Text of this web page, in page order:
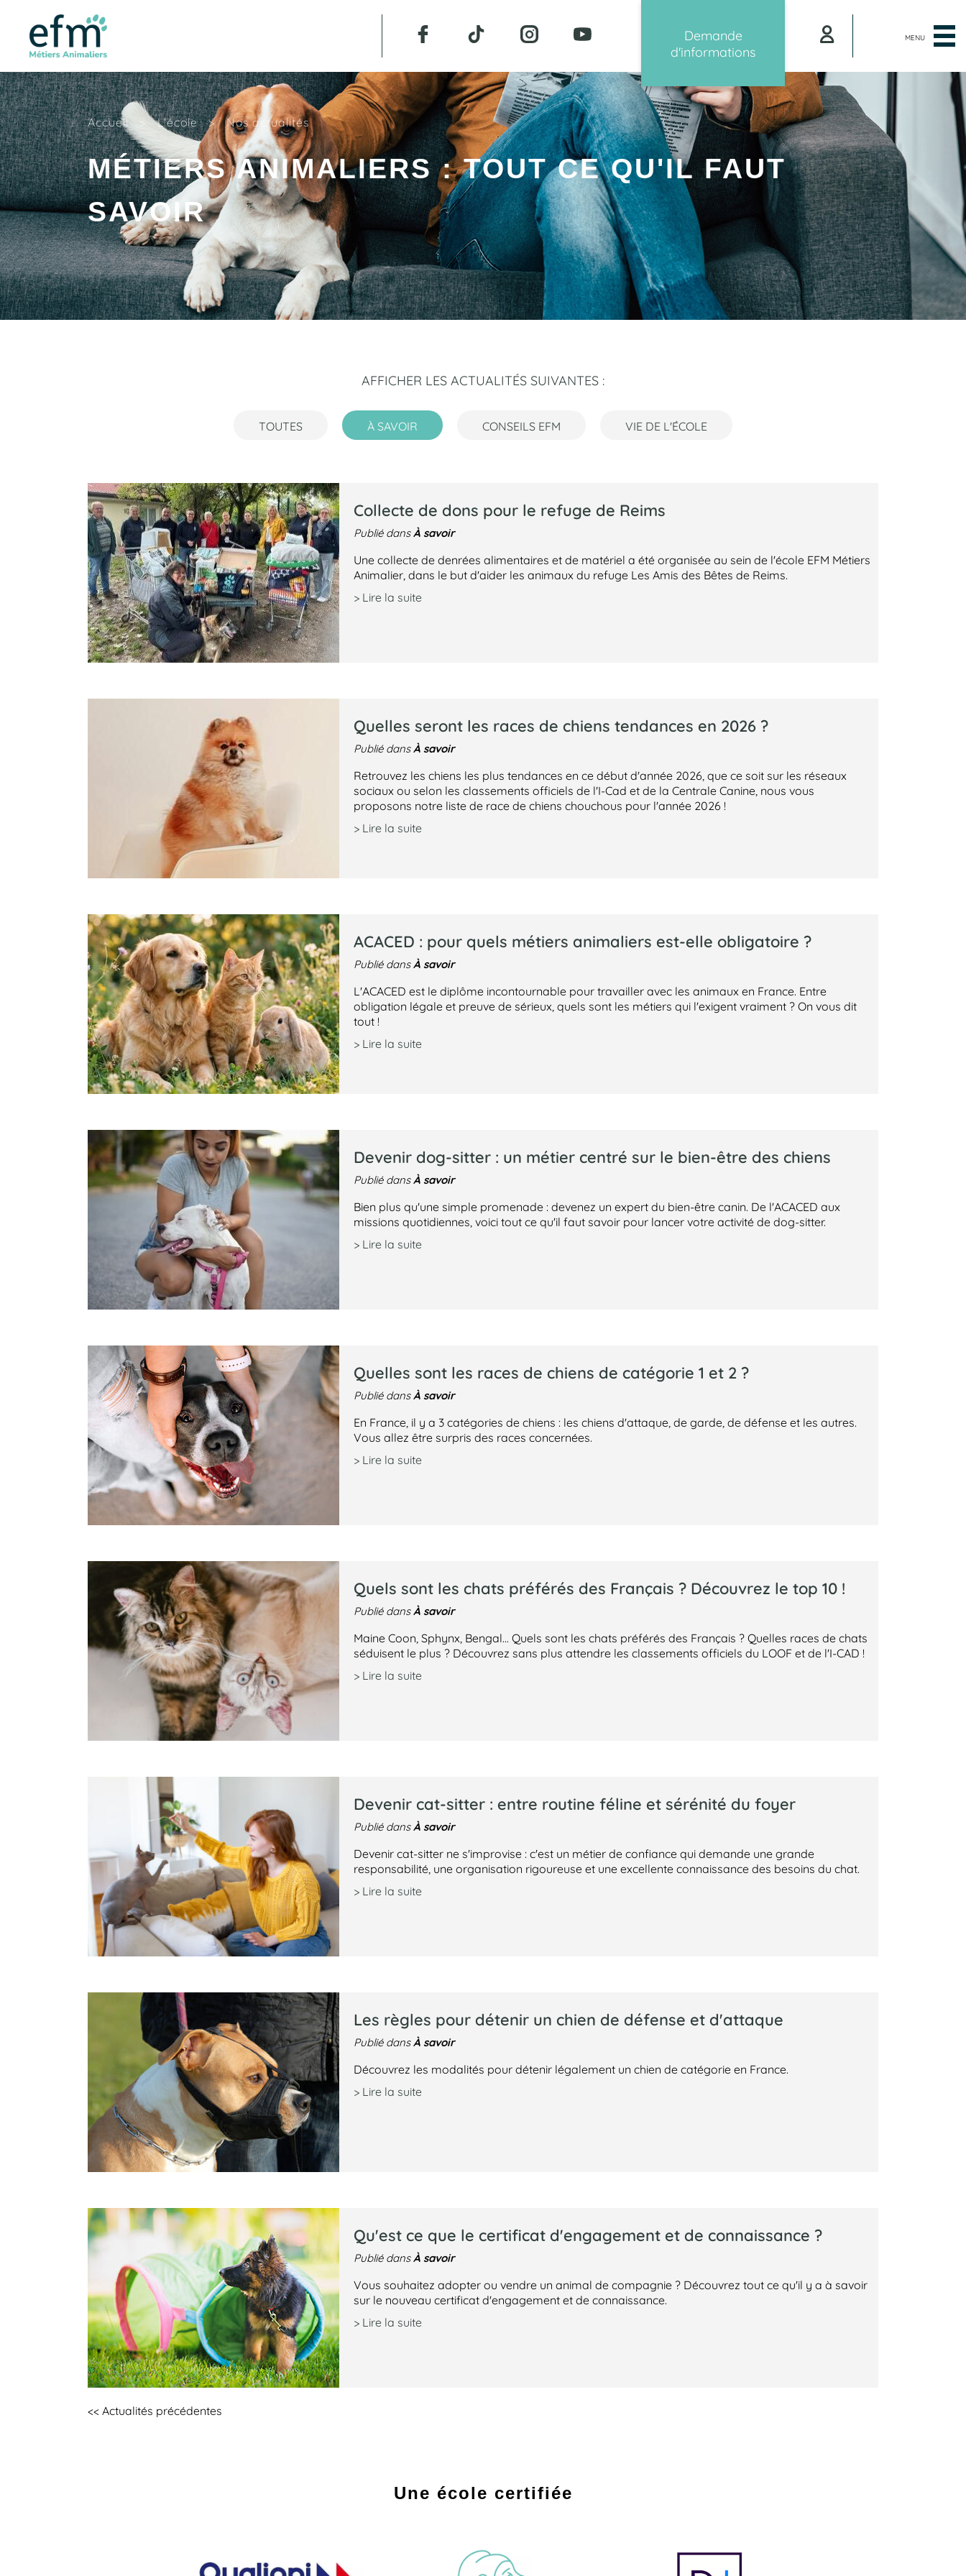
MENU
Demande
d'informations
Accueil > L'école > Nos actualités
MÉTIERS ANIMALIERS : TOUT CE QU'IL FAUT
SAVOIR
AFFICHER LES ACTUALITÉS SUIVANTES :
TOUTES À SAVOIR CONSEILS EFM VIE DE L'ÉCOLE
Collecte de dons pour le refuge de Reims
Publié dansÀ savoir
Une collecte de denrées alimentaires et de matériel a été organisée au sein de l'école EFM Métiers
Animalier, dans le but d'aider les animaux du refuge Les Amis des Bêtes de Reims.
> Lire la suite
Quelles seront les races de chiens tendances en 2026 ?
Publié dansÀ savoir
Retrouvez les chiens les plus tendances en ce début d'année 2026, que ce soit sur les réseaux
sociaux ou selon les classements officiels de l'I-Cad et de la Centrale Canine, nous vous
proposons notre liste de race de chiens chouchous pour l'année 2026 !
> Lire la suite
ACACED : pour quels métiers animaliers est-elle obligatoire ?
Publié dansÀ savoir
L'ACACED est le diplôme incontournable pour travailler avec les animaux en France. Entre
obligation légale et preuve de sérieux, quels sont les métiers qui l'exigent vraiment ? On vous dit
tout !
> Lire la suite
Devenir dog-sitter : un métier centré sur le bien-être des chiens
Publié dansÀ savoir
Bien plus qu'une simple promenade : devenez un expert du bien-être canin. De l'ACACED aux
missions quotidiennes, voici tout ce qu'il faut savoir pour lancer votre activité de dog-sitter.
> Lire la suite
Quelles sont les races de chiens de catégorie 1 et 2 ?
Publié dansÀ savoir
En France, il y a 3 catégories de chiens : les chiens d'attaque, de garde, de défense et les autres.
Vous allez être surpris des races concernées.
> Lire la suite
Quels sont les chats préférés des Français ? Découvrez le top 10 !
Publié dansÀ savoir
Maine Coon, Sphynx, Bengal... Quels sont les chats préférés des Français ? Quelles races de chats
séduisent le plus ? Découvrez sans plus attendre les classements officiels du LOOF et de l'I-CAD !
> Lire la suite
Devenir cat-sitter : entre routine féline et sérénité du foyer
Publié dansÀ savoir
Devenir cat-sitter ne s'improvise : c'est un métier de confiance qui demande une grande
responsabilité, une organisation rigoureuse et une excellente connaissance des besoins du chat.
> Lire la suite
Les règles pour détenir un chien de défense et d'attaque
Publié dansÀ savoir
Découvrez les modalités pour détenir légalement un chien de catégorie en France.
> Lire la suite
Qu'est ce que le certificat d'engagement et de connaissance ?
Publié dansÀ savoir
Vous souhaitez adopter ou vendre un animal de compagnie ? Découvrez tout ce qu'il y a à savoir
sur le nouveau certificat d'engagement et de connaissance.
> Lire la suite
<< Actualités précédentes
Une école certifiée